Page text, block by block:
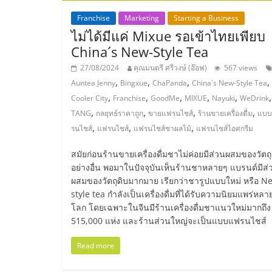
ไชส์,
รวม
แฟ
รน
ไชส์
ขาย
แฟ
Franchise Marketing Starting a Business
ไม่ได้มีแค่ Mixue รอเข้าไทยเพียบ
China´s New-Style Tea
27/08/2024 คุณมนตรี ศรีวงษ์ (อ๊อฟ)
567 views
Auntea Jenny, Bingxue, ChaPanda, China´s New-Style Tea,
Cooler City, Franchise, GoodMe, MIXUE, Nayuki, WeDrink,
TANG, กลยุทธ์ราคาถูก, ขายแฟรนไชส์, ร้านขายเครื่องดื่ม, แบ
รนไชส์, แฟรนไชส์, แฟรนไชส์ชาผลไม้, แฟรนไชส์ไอศกรีม
สมัยก่อนร้านขายเครื่องดื่มชาไม่ค่อยมีส่วนผสมของวัต
อย่างอื่น พอมาในปัจจุบันเห็นร้านชาหลายๆ แบรนด์มีส่
ผสมของวัตถุดิบมากมาย เรียกว่าชารูปแบบใหม่ หรือ
style tea กำลังเป็นเครื่องดื่มที่ได้รับความนิยมแพร่หลา
โลก โดยเฉพาะในจีนมีร้านเครื่องดื่มชาแนวใหม่มากถึง
515,000 แห่ง และร้านส่วนใหญ่จะเป็นแบบแฟรนไชส์
Read more